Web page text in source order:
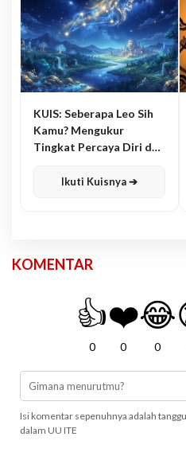
KUIS: Seberapa Leo Sih
Kamu? Mengukur
Tingkat Percaya Diri dan
Ikuti Kuisnya ➔
KOMENTAR
👍
0
❤️
0
😂
0
Isi komentar sepenuhnya adalah
dalam UU ITE